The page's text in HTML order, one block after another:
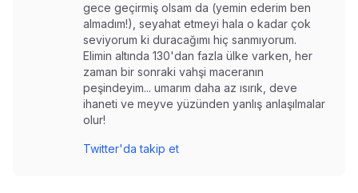
gece geçirmiş olsam da (yemin ederim ben
almadım!), seyahat etmeyi hala o kadar çok
seviyorum ki duracağımı hiç sanmıyorum.
Elimin altında 130'dan fazla ülke varken, her
zaman bir sonraki vahşi maceranın
peşindeyim... umarım daha az ısırık, deve
ihaneti ve meyve yüzünden yanlış anlaşılmalar
olur!
Twitter'da takip et